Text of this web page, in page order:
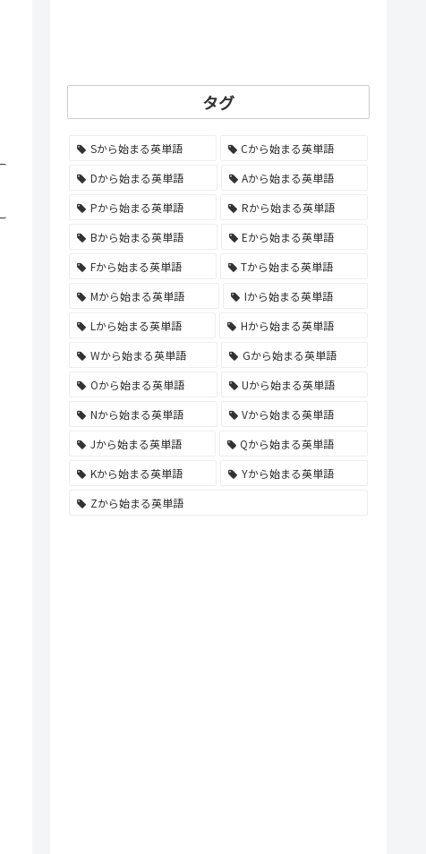
タグ
Sから始まる英単語
Cから始まる英単語
Dから始まる英単語
Aから始まる英単語
Pから始まる英単語
Rから始まる英単語
Bから始まる英単語
Eから始まる英単語
Fから始まる英単語
Tから始まる英単語
Mから始まる英単語
Iから始まる英単語
Lから始まる英単語
Hから始まる英単語
Wから始まる英単語
Gから始まる英単語
Oから始まる英単語
Uから始まる英単語
Nから始まる英単語
Vから始まる英単語
Jから始まる英単語
Qから始まる英単語
Kから始まる英単語
Yから始まる英単語
Zから始まる英単語